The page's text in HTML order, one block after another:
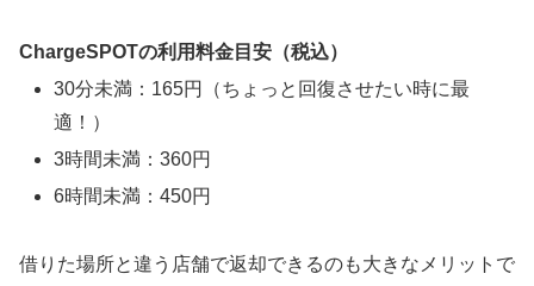
ChargeSPOTの利用料金目安（税込）
30分未満：165円（ちょっと回復させたい時に最
適！）
3時間未満：360円
6時間未満：450円
借りた場所と違う店舗で返却できるのも大きなメリットで